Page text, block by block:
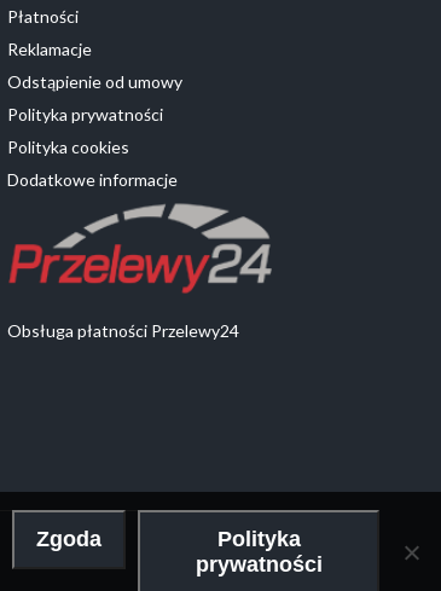
Zgoda
Polityka
prywatności
Płatności
Reklamacje
Odstąpienie od umowy
Polityka prywatności
Polityka cookies
Dodatkowe informacje
Obsługa płatności Przelewy24